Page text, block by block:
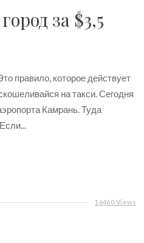
за $3,5
правило, которое действует
на такси. Сегодня
Камрань. Туда
16460 Views